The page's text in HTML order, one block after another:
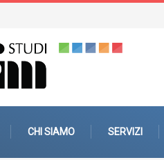
CHI SIAMO SERVIZI